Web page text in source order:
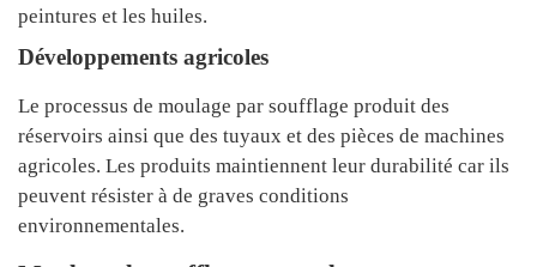
peintures et les huiles.
Développements agricoles
Le processus de moulage par soufflage produit des
réservoirs ainsi que des tuyaux et des pièces de machines
agricoles. Les produits maintiennent leur durabilité car ils
peuvent résister à de graves conditions
environnementales.